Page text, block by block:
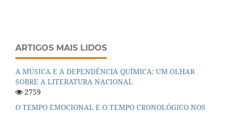
ARTIGOS MAIS LIDOS
A MÚSICA E A DEPENDÊNCIA QUÍMICA: UM OLHAR
SOBRE A LITERATURA NACIONAL
2759
O TEMPO EMOCIONAL E O TEMPO CRONOLÓGICO NOS